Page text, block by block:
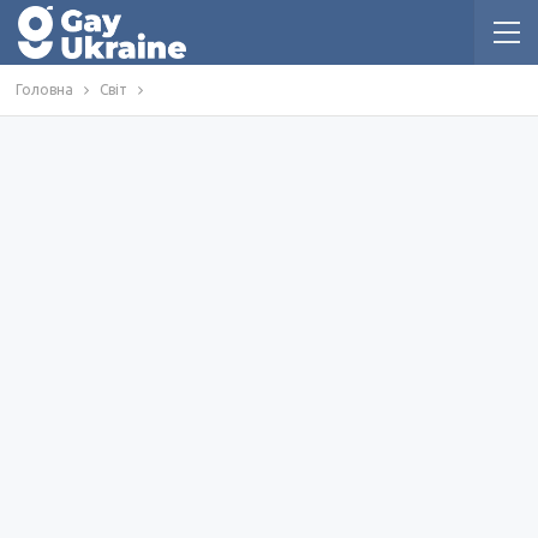
Головна Світ